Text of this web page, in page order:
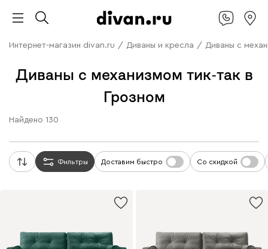
Интернет-магазин divan.ru / Диваны и кресла / Диваны с
Диваны с механизмом тик-так в
Грозном
Найдено 130
Фильтры Доставим быстро Со скидкой